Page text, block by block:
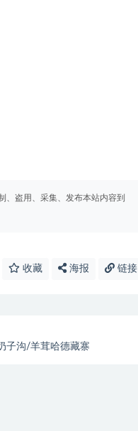
、盗用、采集、发布本站内容到
收藏 海报 链接
子沟/羊茸哈德藏寨